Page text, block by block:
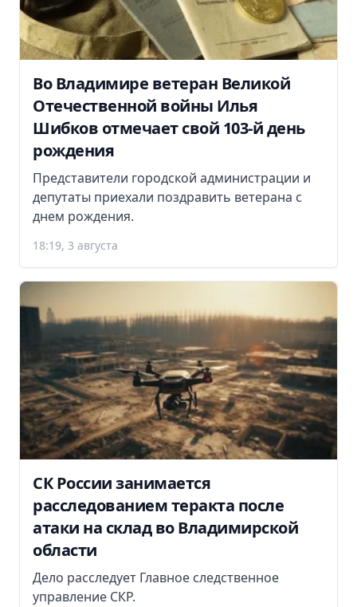
Во Владимире ветеран Великой
Отечественной войны Илья
Шибков отмечает свой 103-й день
рождения
Представители городской администрации и
депутаты приехали поздравить ветерана с
днем рождения.
18:19, 3 августа
СК России занимается
расследованием теракта после
атаки на склад во Владимирской
области
Дело расследует Главное следственное
управление СКР.